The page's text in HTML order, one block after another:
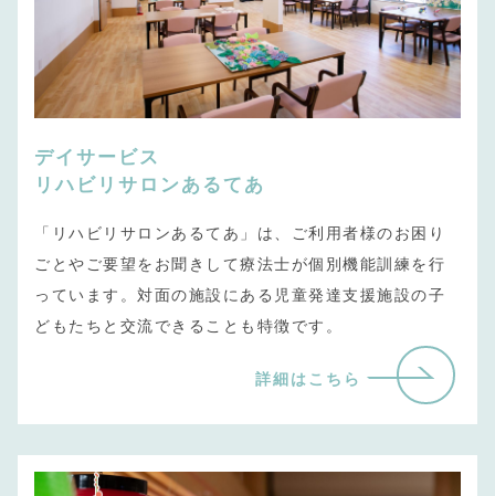
デイサービス
リハビリサロンあるてあ
「リハビリサロンあるてあ」は、ご利用者様のお困り
ごとやご要望をお聞きして療法士が個別機能訓練を行
っています。対面の施設にある児童発達支援施設の子
どもたちと交流できることも特徴です。
詳細はこちら